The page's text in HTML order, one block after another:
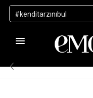
1000 TL ve